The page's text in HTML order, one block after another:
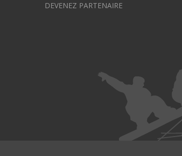
DEVENEZ PARTENAIRE